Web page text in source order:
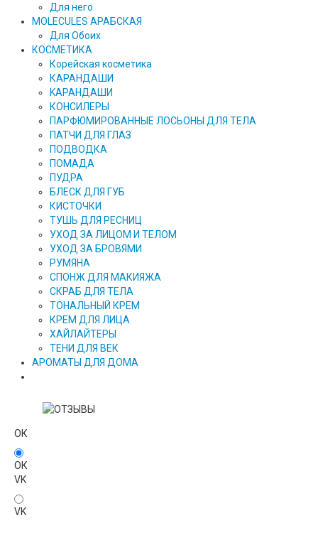
Для него
MOLECULES АРАБСКАЯ
Для Обоих
КОСМЕТИКА
Корейская косметика
КАРАНДAШИ
KAPAHДАШИ
КОНСИЛЕРЫ
ПАРФЮМИРОВАННЫЕ ЛОСЬОНЫ ДЛЯ ТЕЛА
ПАТЧИ ДЛЯ ГЛАЗ
ПОДВОДКА
ПОМАДА
ПУДРА
БЛЕСК ДЛЯ ГУБ
КИСТОЧКИ
ТУШЬ ДЛЯ РЕСНИЦ
УХОД ЗА ЛИЦОМ И ТЕЛОМ
УХОД ЗА БРОВЯМИ
РУМЯНА
СПОНЖ ДЛЯ МАКИЯЖА
СКРАБ ДЛЯ ТЕЛА
ТОНАЛЬНЫЙ КРЕМ
КРЕМ ДЛЯ ЛИЦА
ХАЙЛАЙТЕРЫ
ТЕНИ ДЛЯ ВЕК
АРОМАТЫ ДЛЯ ДОМА
ОК
ОК
VK
VK